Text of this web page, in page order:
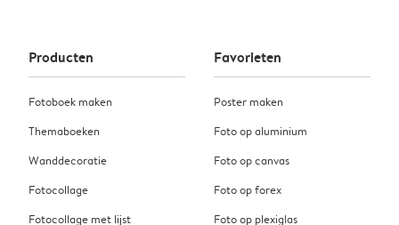
Producten
Fotoboek maken
Themaboeken
Wanddecoratie
Fotocollage
Fotocollage met lijst
Favorieten
Poster maken
Foto op aluminium
Foto op canvas
Foto op forex
Foto op plexiglas